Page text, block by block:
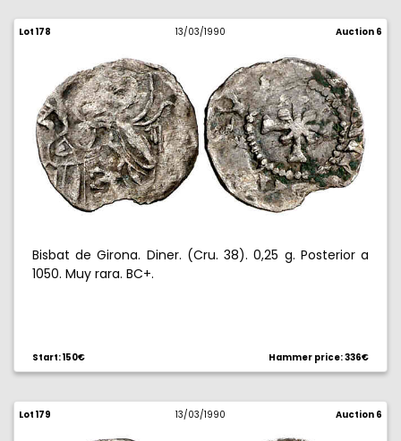
Lot 178 13/03/1990 Auction 6
Bisbat de Girona. Diner. (Cru. 38). 0,25 g. Posterior a
1050. Muy rara. BC+.
Start: 150€ Hammer price: 336€
Lot 179 13/03/1990 Auction 6